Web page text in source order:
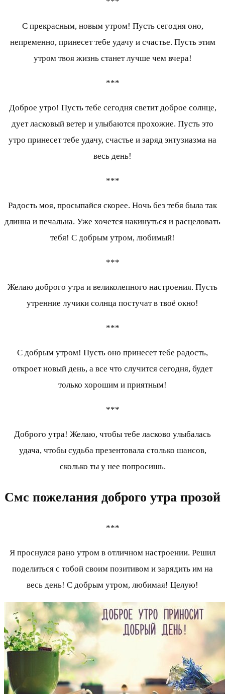
С прекрасным, новым утром! Пусть сегодня оно,
непременно, принесет тебе удачу и счастье. Пусть этим
утром твоя жизнь станет лучше чем вчера!
***
Доброе утро! Пусть тебе сегодня светит доброе солнце,
дует ласковый ветер и улыбаются прохожие. Пусть это
утро принесет тебе удачу, счастье и заряд энтузиазма на
весь день!
***
Радость моя, просыпайся скорее. Ночь без тебя была так
длинна и печальна. Уже хочется накинуться и расцеловать
тебя! С добрым утром, любимый!
***
Желаю доброго утра и великолепного настроения. Пусть
утренние лучики солнца постучат в твоё окно!
***
С добрым утром! Пусть оно принесет тебе радость,
откроет новый день, а все что случится сегодня, будет
только хорошим и приятным!
***
Доброго утра! Желаю, чтобы тебе ласково улыбалась
удача, чтобы судьба презентовала столько шансов,
сколько ты у нее попросишь.
Смс пожелания доброго утра прозой
***
Я проснулся рано утром в отличном настроении. Решил
поделиться с тобой своим позитивом и зарядить им на
весь день! С добрым утром, любимая! Целую!